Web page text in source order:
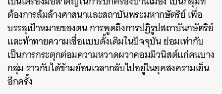
ต้องการล้มล้างศาสนาและสถาบันพระมหากษัตริย์ เพื่อ
บรรลุเป้าหมายของตน การพูดถึงการปฏิรูปสถาบันกษัตริย์
และท้าทายความเชื่อแบบดั้งเดิมในปัจจุบัน ย่อมเท่ากับ
เป็นการกระตุกต่อมความหวาดผวาคอมมิวนิสต์แก่คนบาง
กลุ่ม ราวกับได้ข้ามย้อนเวลากลับไปอยู่ในยุคสงครามเย็น
อีกครั้ง